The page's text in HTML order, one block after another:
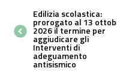
Edilizia scolastica:
prorogato al 13
2026 il termine per
aggiudicare gli
Interventi di
adeguamento
antisismico